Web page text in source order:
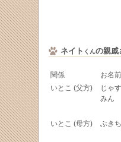
ネイト くんの親戚
関係 お名前
いとこ (父方)
じゃす
みん
いとこ (母方) ぶきち